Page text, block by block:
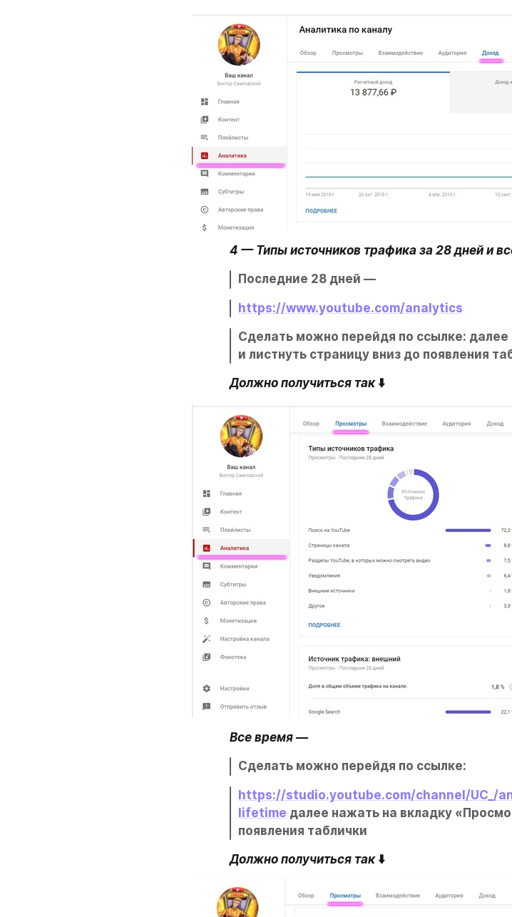
4 — Типы источников трафика за 28 дней и
Последние 28 дней —
https://www.youtube.com/analytics
Сделать можно перейдя по ссылке:
и листнуть страницу вниз до появления
Должно получиться так ⬇️
Все время —
Сделать можно перейдя по ссылке:
https://studio.youtube.com/channel/UC_/
lifetime далее нажать на вкладку
появления таблички
Должно получиться так ⬇️